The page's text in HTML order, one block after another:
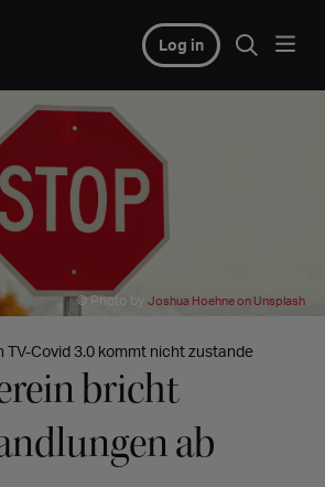
Log in
© Photo by Joshua Hoehne on Unsplash
TV-Covid 3.0 kommt nicht zustande
bricht
ab